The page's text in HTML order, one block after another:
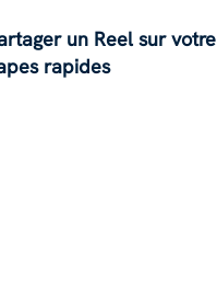
un Reel sur votre
rapides